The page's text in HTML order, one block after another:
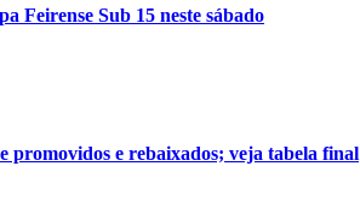
Feirense Sub 15 neste sábado
promovidos e rebaixados; veja tabela final